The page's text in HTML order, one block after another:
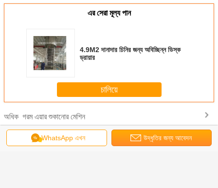
এর সেরা মূল্য পান
4.9M2 দানাদার চিনির জন্য অবিচ্ছিন্ন ডিস্ক
ড্রায়ার
চালিয়ে
অধিক গরম এয়ার শুকানোর মেশিন
WhatsApp এখন উদ্ধৃতির জন্য আবেদন